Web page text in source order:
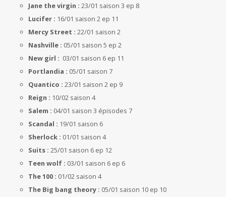
Jane the virgin : 23/01 saison 3 ep 8
Lucifer : 16/01 saison 2 ep 11
Mercy Street : 22/01 saison 2
Nashville : 05/01 saison 5 ep 2
New girl : 03/01 saison 6 ep 11
Portlandia : 05/01 saison 7
Quantico : 23/01 saison 2 ep 9
Reign : 10/02 saison 4
Salem : 04/01 saison 3 épisodes 7
Scandal : 19/01 saison 6
Sherlock : 01/01 saison 4
Suits : 25/01 saison 6 ep 12
Teen wolf : 03/01 saison 6 ep 6
The 100 : 01/02 saison 4
The Big bang theory : 05/01 saison 10 ep 10